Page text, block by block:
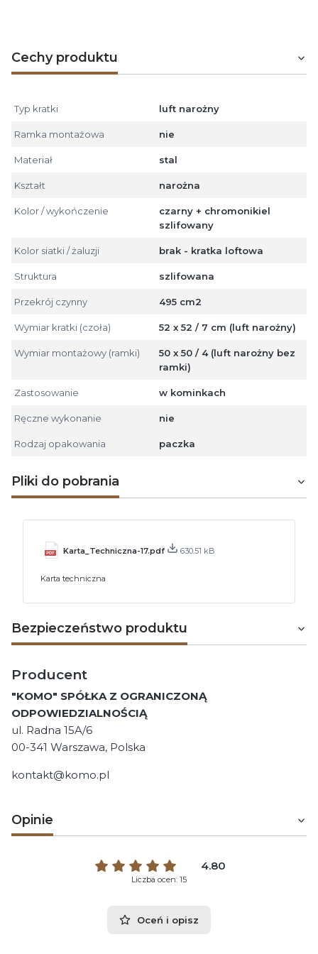
Cechy produktu
Typ kratki luft narożny
Ramka montażowa nie
Materiał stal
Kształt narożna
Kolor / wykończenie
czarny + chromonikiel
szlifowany
Kolor siatki / żaluzji brak - kratka loftowa
Struktura szlifowana
Przekrój czynny 495 cm2
Wymiar kratki (czoła) 52 x 52 / 7 cm (luft narożny)
Wymiar montażowy (ramki)
50 x 50 / 4 (luft narożny bez
ramki)
Zastosowanie w kominkach
Ręczne wykonanie nie
Rodzaj opakowania paczka
Pliki do pobrania
Karta_Techniczna-17.pdf 630.51 kB
Karta techniczna
Bezpieczeństwo produktu
Producent
"KOMO" SPÓŁKA Z OGRANICZONĄ
ODPOWIEDZIALNOŚCIĄ
ul. Radna 15A/6
00-341 Warszawa, Polska
kontakt@komo.pl
Opinie
4.80
Liczba ocen: 15
Oceń i opisz